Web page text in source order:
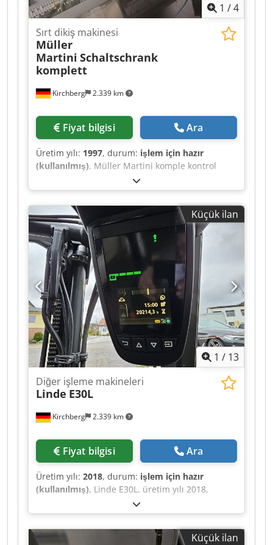
1 /4
Kirchberg 2.339 km
Sırt dikiş makinesi
Müller
Martini Schaltschrank
komplett
Fiyat bilgisi Ara
Üretim yılı: 1997, durum: işlem için hazır
(kullanılmış), Müller Martini komple kontrol
paneli, üretim yılı 1997 Dcsdewvmp Dopfx Ah Iek
Küçük ilan
1 / 13
Kirchberg 2.339 km
Diğer işleme makineleri
Linde E30L
Fiyat bilgisi Ara
Üretim yılı: 2018, durum: işlem için hazır
(kullanılmış), Linde E30L, üretim yılı 2018,
20.310 saat, Triplex 513cm, 3. + 4. SS+ZVG'li vana
Dcedpfxsu S Sq Is Ah Isk
Küçük ilan